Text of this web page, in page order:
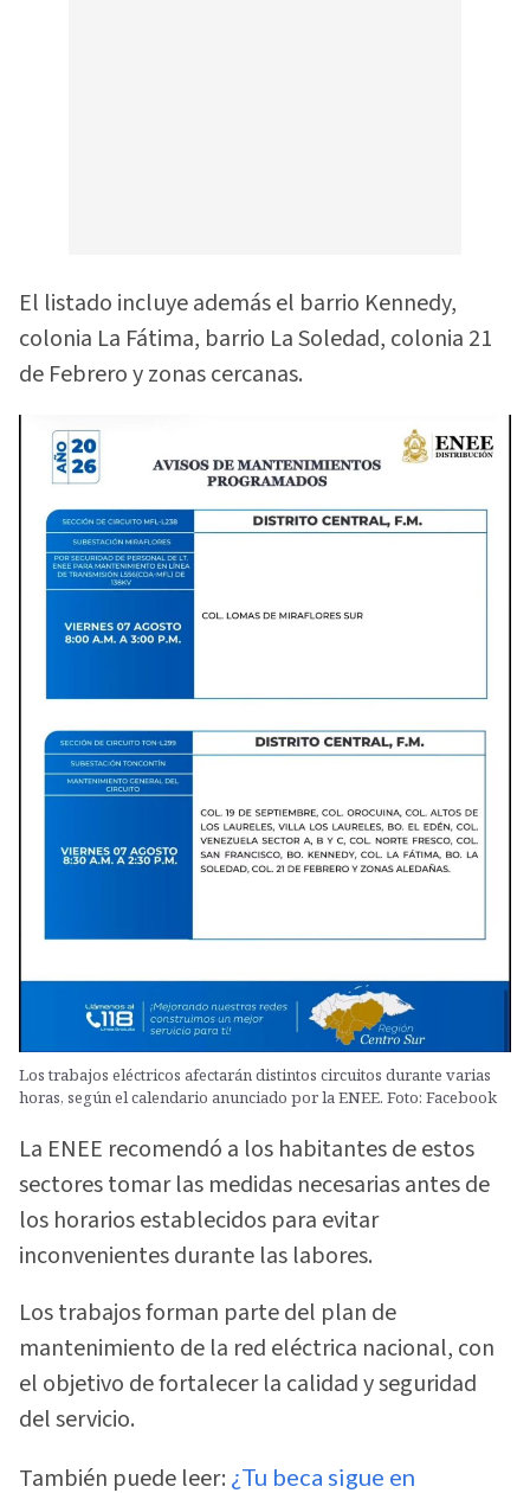
El listado incluye además el barrio Kennedy,
colonia La Fátima, barrio La Soledad, colonia 21
de Febrero y zonas cercanas.
Los trabajos eléctricos afectarán distintos circuitos durante varias
horas, según el calendario anunciado por la ENEE. Foto: Facebook
La ENEE recomendó a los habitantes de estos
sectores tomar las medidas necesarias antes de
los horarios establecidos para evitar
inconvenientes durante las labores.
Los trabajos forman parte del plan de
mantenimiento de la red eléctrica nacional, con
el objetivo de fortalecer la calidad y seguridad
del servicio.
También puede leer: ¿Tu beca sigue en